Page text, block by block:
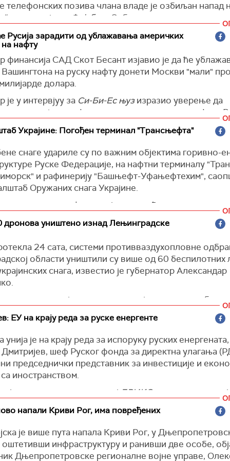
тренутно предвиђеног протеривања.
је, такође, навео да се разговарало и о могућој
као и о безбедности хране.
договорили да наши тимови раде заједно",
Украјине у Мозамбику званично је почела са радом у
подсетио јеУкринформ.
телефонских позива члана владе је озбиљан напад
написао је на
Фејсбуку
Орбан.
премијер је такође наложио министру правде да
о том инциденту.
Русија зарадити од ублажавања америчких
на нафту
финансија САД Скот Бесант изјавио је да ће
Вашингтона на руску нафту донети Москви "мали"
долара.
је у интервјуу за Си-Би-Ес њузизразио уверење да
санкција за нафту доприноси смањењу профита
стабилизује светске цене нафте, а самим тим
приходе Москве.
речима, нови приходи Русије износе две
одговара једном дану њеног буџета.
је шта је боље? Хоће ли Русија добити више новца
а они добију 70 одсто од тога, што је 105
остане испод 100 долара? Дакле, добијају мање
да је максимални додатни износ који би
две милијарде долара, што је једнако једном дану
изјавио да главни извозни канал за руску нафту
преко 90 одсто, преносиЕвропска правда.
марта укинуле санкције на
танкерима на мору. Вашингтон је овај потез оправдао
растом цена нафте као резултатом америчко-
Ирана и удара овог потоњег на многе земље
је ефикасно паралисало извоз нафте из региона.
правда)
Украјине: Погођен терминал "Трансњефта"
снаге удариле су по важним објектима горивно-
Руске Федерације, на нафтни терминалу
и рафинерију "Башњефт-Уфањефтехим",
Оружаних снага Украјине.
информацијама, погођени су и
за претовар нафте. Потврђен је пожар
објекта“ наводи се у саопштењу.
дронова уништено изнад Лењинградске
24 сата, системи противваздухопловне
области уништили су више од 60 беспилотних
снага, известио је губернатор Александар
речима, један од дронова је оштетио стуб
за извоз нафте у Балтичком мору.
Унијан)
ЕУ на крају реда за руске енергенте
унија је на крају реда за испоруку руских
Дмитријев, шеф Руског фонда за директна улагања
председнички представник за инвестиције и
иностранством.
је коментарисао извештај БРИКС њуза
о посети
Фам Мин Тина Русији. У извештају се наводи да ће
енергетске споразуме због раста цена
истоку.
крају реда", написао је на друштвеној мрежиИкс.
напали Криви Рог, има повређених
је више пута напала Криви Рог, у
оштетивши инфраструктуру и ранивши две особе,
Дњепропетровске регионалне војне управе,